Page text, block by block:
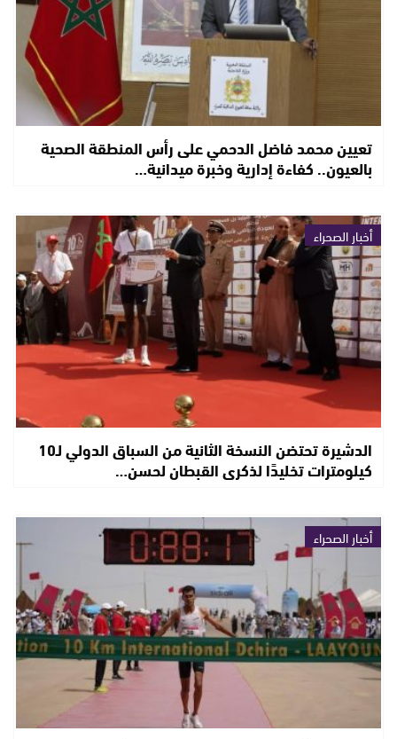
تعيين محمد فاضل الدحمي على رأس المنطقة الصحية
بالعيون.. كفاءة إدارية وخبرة ميدانية…
أخبار الصحراء
الدشيرة تحتضن النسخة الثانية من السباق الدولي لـ10
كيلومترات تخليدًا لذكرى القبطان لحسن…
أخبار الصحراء